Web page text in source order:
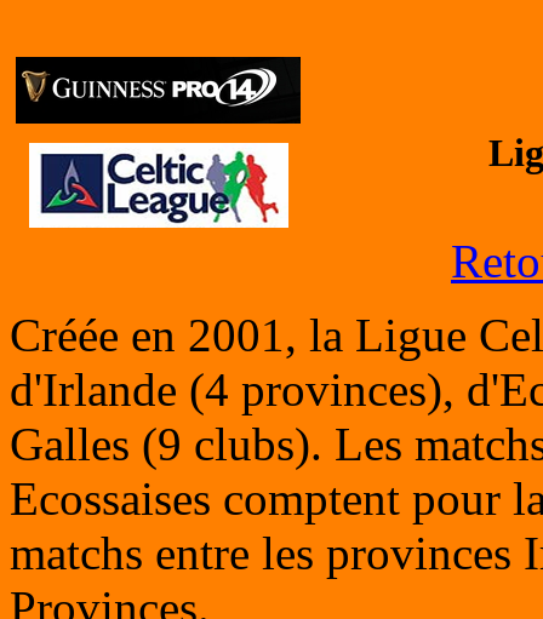
Créée en 2001, la Ligue
d'Irlande (4 provinces),
Galles (9 clubs). Les
Ecossaises comptent pour
matchs entre les provinces
Provinces.